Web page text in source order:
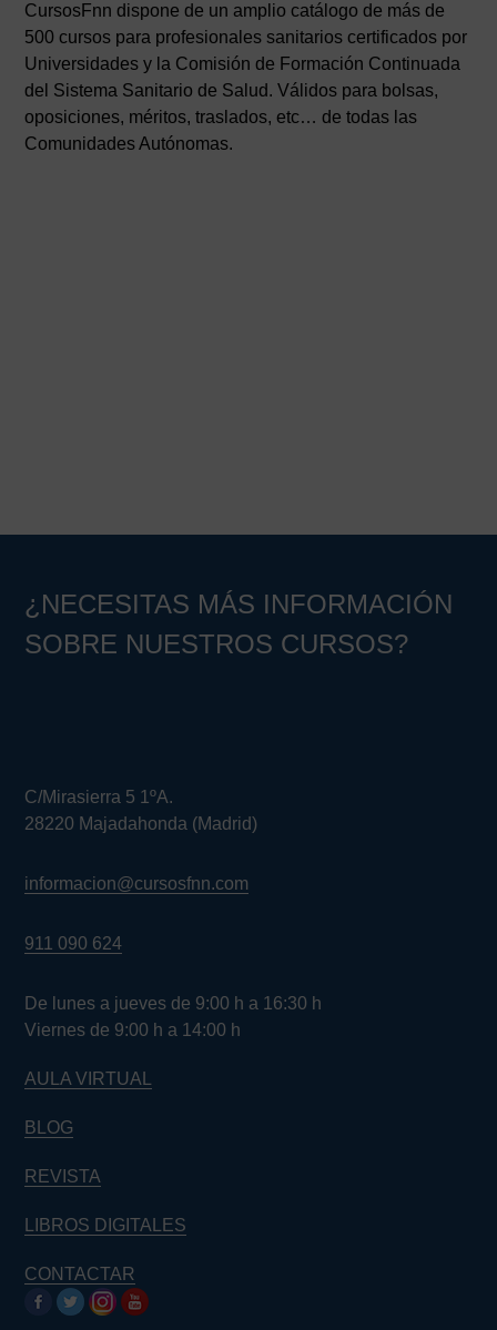
CursosFnn dispone de un amplio catálogo de más de
500 cursos para profesionales sanitarios certificados por
Universidades y la Comisión de Formación Continuada
del Sistema Sanitario de Salud. Válidos para bolsas,
oposiciones, méritos, traslados, etc… de todas las
Comunidades Autónomas.
¿NECESITAS MÁS INFORMACIÓN
SOBRE NUESTROS CURSOS?
C/Mirasierra 5 1ºA.
28220 Majadahonda (Madrid)
informacion@cursosfnn.com
911 090 624
De lunes a jueves de 9:00 h a 16:30 h
Viernes de 9:00 h a 14:00 h
AULA VIRTUAL
BLOG
REVISTA
LIBROS DIGITALES
CONTACTAR